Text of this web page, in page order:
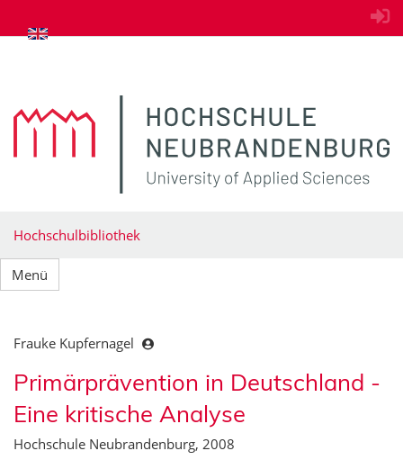
zum Inhalt springen
Hochschulbibliothek
Menü
Frauke Kupfernagel
Primärprävention in Deutschland -
Eine kritische Analyse
Hochschule Neubrandenburg, 2008